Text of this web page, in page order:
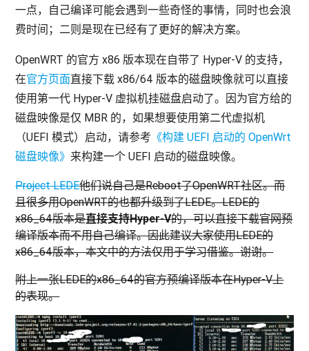
一点，自己编译可能会遇到一些奇怪的事情，同时也会浪
费时间；二则是现在已经有了更好的解决方案。
OpenWRT 的官方 x86 版本现在自带了 Hyper-V 的支持，
在官方页面直接下载 x86/64 版本的磁盘映像就可以直接
使用第一代 Hyper-V 虚拟机挂磁盘启动了。因为官方给的
磁盘映像是仅 MBR 的，如果想要使用第二代虚拟机
（UEFI 模式）启动，请参考 《构建 UEFI 启动的 OpenWrt
磁盘映像》 来构建一个 UEFI 启动的磁盘映像。
Project LEDE他们说自己是Reboot了OpenWRT社区。而
且很多用OpenWRT的也都升级到了LEDE。LEDE的
x86_64版本是直接支持Hyper-V的，可以直接下载官网预
编译版本而不用自己编译。因此建议大家使用LEDE的
x86_64版本，本文中的方法仅用于学习借鉴。谢谢。
附上一张LEDE的x86_64的官方预编译版本在Hyper-V上
的表现。